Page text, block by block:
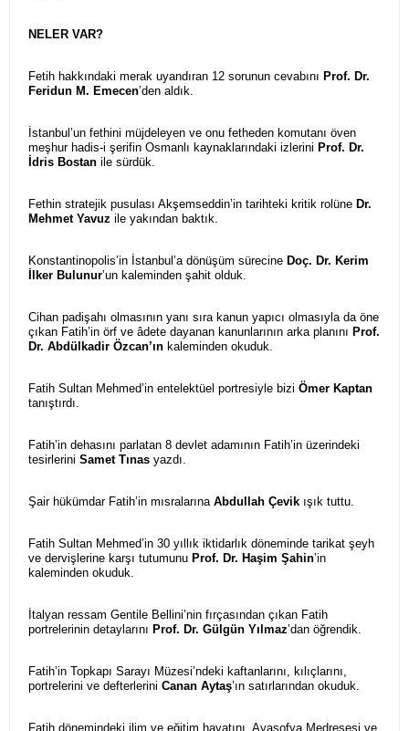
NELER VAR?
Fetih hakkındaki merak uyandıran 12 sorunun cevabını Prof. Dr.
Feridun M. Emecen’den aldık.
İstanbul’un fethini müjdeleyen ve onu fetheden komutanı öven
meşhur hadis-i şerifin Osmanlı kaynaklarındaki izlerini Prof. Dr.
İdris Bostan ile sürdük.
Fethin stratejik pusulası Akşemseddin’in tarihteki kritik rolüne Dr.
Mehmet Yavuz ile yakından baktık.
Konstantinopolis’in İstanbul’a dönüşüm sürecine Doç. Dr. Kerim
İlker Bulunur’un kaleminden şahit olduk.
Cihan padişahı olmasının yanı sıra kanun yapıcı olmasıyla da öne
çıkan Fatih’in örf ve âdete dayanan kanunlarının arka planını Prof.
Dr. Abdülkadir Özcan’ın kaleminden okuduk.
Fatih Sultan Mehmed’in entelektüel portresiyle bizi Ömer Kaptan
tanıştırdı.
Fatih’in dehasını parlatan 8 devlet adamının Fatih’in üzerindeki
tesirlerini Samet Tınas yazdı.
Şair hükümdar Fatih’in mısralarına Abdullah Çevik ışık tuttu.
Fatih Sultan Mehmed’in 30 yıllık iktidarlık döneminde tarikat şeyh
ve dervişlerine karşı tutumunu Prof. Dr. Haşim Şahin’in
kaleminden okuduk.
İtalyan ressam Gentile Bellini’nin fırçasından çıkan Fatih
portrelerinin detaylarını Prof. Dr. Gülgün Yılmaz’dan öğrendik.
Fatih’in Topkapı Sarayı Müzesi’ndeki kaftanlarını, kılıçlarını,
portrelerini ve defterlerini Canan Aytaş’ın satırlarından okuduk.
Fatih dönemindeki ilim ve eğitim hayatını, Ayasofya Medresesi ve